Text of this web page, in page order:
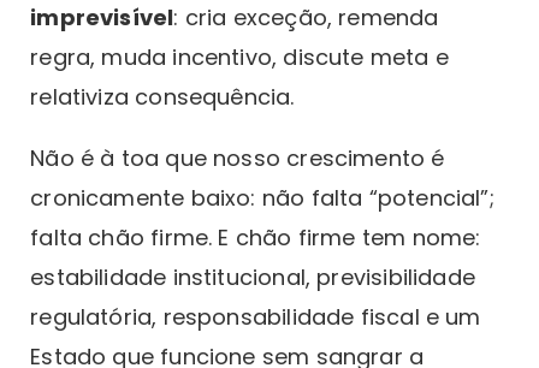
imprevisível: cria exceção, remenda
regra, muda incentivo, discute meta e
relativiza consequência.
Não é à toa que nosso crescimento é
cronicamente baixo: não falta “potencial”;
falta chão firme. E chão firme tem nome:
estabilidade institucional, previsibilidade
regulatória, responsabilidade fiscal e um
Estado que funcione sem sangrar a